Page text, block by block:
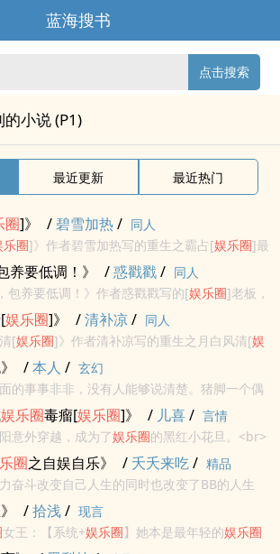
蓝海搜书
点击搜索
的小说 (P1)
最近更新 最近热门
圈]》 /碧雪加热/ 同人
乐圈]》作者碧雪加热写的重生之霸占[娱乐圈]最
实时同步更新重生之霸占[娱 乐圈]最新章节，
占[娱乐圈]最新章节评论，并不代表书河小说
养要低调！》 /惑戳戳/ 同人
包养要低调！》作者惑戳戳写的[娱乐圈]老板，
小说在线阅读，实时同步更新[
，书友所发表的[娱乐圈]老板，包养要低调！
娱乐圈]》 /清补凉/ 同人
[娱乐圈]》作者清补凉写的重生之月白风清[娱
阅读，实时同步更新重生之月白风清[
的重生之月白风清[ 娱乐圈]最新章节评论，并
/本人 / 玄幻
的事事非非，没有人能够说清楚。猪脚一个偶
。见到了昔日只能在电影上见到的美女明星；也
娱乐圈的努力，也见证了出道的女孩子苦苦挣
娱乐圈毒瘤[娱乐圈]》 / 儿喜/ 言情
意外穿越，成为了娱乐圈的黑红小花旦。<br>
评论，都是这样的：<br>“宋暖阳渣女！”
宋暖阳滚出娱乐圈！”<br>“宋暖阳娱 乐圈
累...
乐圈之自娱自乐》 / 夭夭来吃/ 精品
奋斗改变自己人生的同时也改变了BB的人生
然有了自己开文的想法 想要一个BB不会
还原人物性格 粉丝视角 肯定会有美化
/拾浅/ 现言
女王：【系统+娱乐圈】她本是最年轻的娱乐圈